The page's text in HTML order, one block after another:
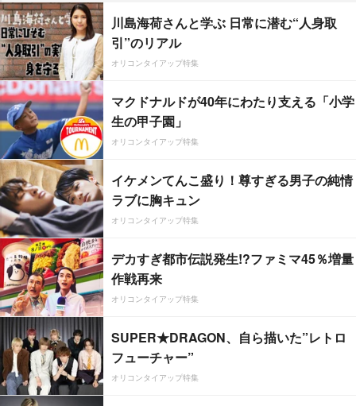
川島海荷さんと学ぶ 日常に潜む“人身取
引”のリアル
オリコンタイアップ特集
マクドナルドが40年にわたり支える「小学
生の甲子園」
オリコンタイアップ特集
イケメンてんこ盛り！尊すぎる男子の純情
ラブに胸キュン
オリコンタイアップ特集
デカすぎ都市伝説発生!?ファミマ45％増量
作戦再来
オリコンタイアップ特集
SUPER★DRAGON、自ら描いた”レトロ
フューチャー”
オリコンタイアップ特集